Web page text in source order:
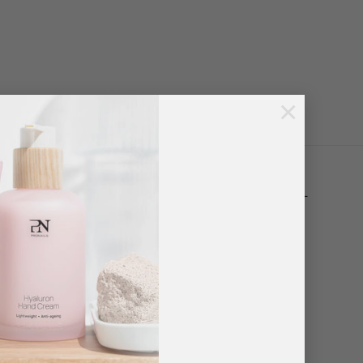
×
gedurende minimaal 14-21 dagen. Het
gemakkelijk worden verwijderd dankzij de Soak-
geen vijlen, maar met het grootste respect